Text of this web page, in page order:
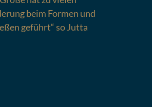
beim Formen und
geführt“ so Jutta